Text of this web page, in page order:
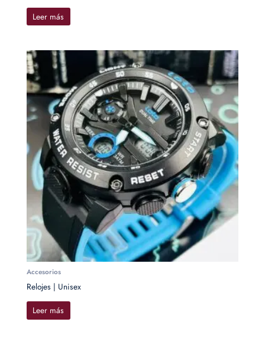
Leer más
Accesorios
Relojes | Unisex
Leer más